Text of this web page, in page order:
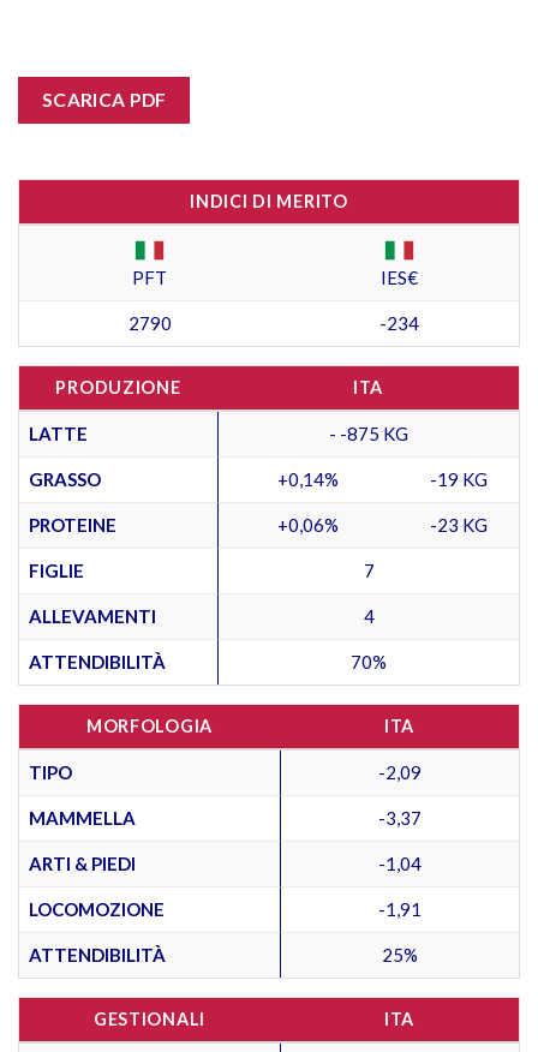
SCARICA PDF
INDICI DI MERITO
PFT IES€
2790 -234
PRODUZIONE ITA
LATTE - -875 KG
GRASSO +0,14% -19 KG
PROTEINE +0,06% -23 KG
FIGLIE 7
ALLEVAMENTI 4
ATTENDIBILITÀ 70%
MORFOLOGIA ITA
TIPO -2,09
MAMMELLA -3,37
ARTI & PIEDI -1,04
LOCOMOZIONE -1,91
ATTENDIBILITÀ 25%
GESTIONALI ITA